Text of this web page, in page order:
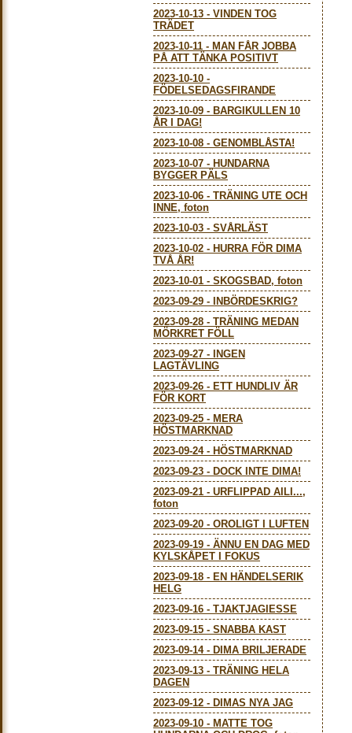
2023-10-13 - VINDEN TOG
TRÄDET
2023-10-11 - MAN FÅR JOBBA
PÅ ATT TÄNKA POSITIVT
2023-10-10 -
FÖDELSEDAGSFIRANDE
2023-10-09 - BARGIKULLEN 10
ÅR I DAG!
2023-10-08 - GENOMBLÅSTA!
2023-10-07 - HUNDARNA
BYGGER PÄLS
2023-10-06 - TRÄNING UTE OCH
INNE, foton
2023-10-03 - SVÅRLÄST
2023-10-02 - HURRA FÖR DIMA
TVÅ ÅR!
2023-10-01 - SKOGSBAD, foton
2023-09-29 -
INBÖRDESKRIG?
2023-09-28 - TRÄNING MEDAN
MÖRKRET FÖLL
2023-09-27 -
INGEN
LAGTÄVLING
2023-09-26 - ETT HUNDLIV ÄR
FÖR KORT
2023-09-25 - MERA
HÖSTMARKNAD
2023-09-24- HÖSTMARKNAD
2023-09-23 - DOCK INTE DIMA!
2023-09-21 - URFLIPPAD AILI...,
foton
2023-09-20 - OROLIGT I LUFTEN
2023-09-19 - ÄNNU EN DAG MED
KYLSKÅPET I FOKUS
2023-09-18 - EN HÄNDELSERIK
HELG
2023-09-16 - TJAKTJAGIESSE
2023-09-15 - SNABBA KAST
2023-09-14- DIMA BRILJERADE
2023-09-13 - TRÄNING HELA
DAGEN
2023-09-12 - DIMAS NYA JAG
2023-09-10 - MATTE TOG